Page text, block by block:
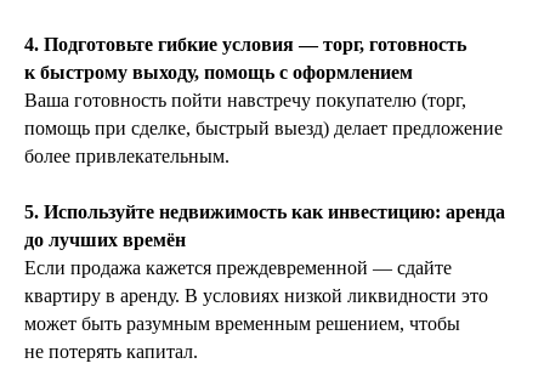
4. Подготовьте гибкие условия — торг, готовность
к быстрому выходу, помощь с оформлением
Ваша готовность пойти навстречу покупателю (торг,
помощь при сделке, быстрый выезд) делает предложение
более привлекательным.
5. Используйте недвижимость как инвестицию: аренда
до лучших времён
Если продажа кажется преждевременной — сдайте
квартиру в аренду. В условиях низкой ликвидности это
может быть разумным временным решением, чтобы
не потерять капитал.